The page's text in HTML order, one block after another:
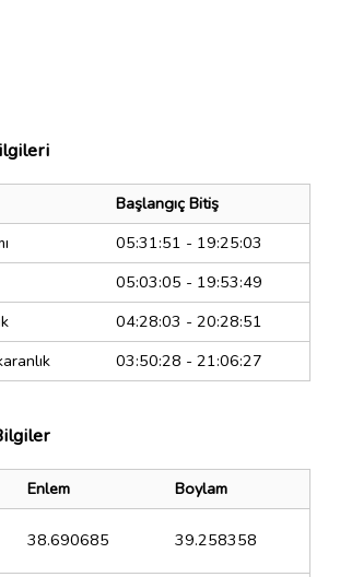
Başlangıç Bitiş
05:31:51 - 19:25:03
05:03:05 - 19:53:49
04:28:03 - 20:28:51
03:50:28 - 21:06:27
Enlem
Boylam
38.690685 39.258358